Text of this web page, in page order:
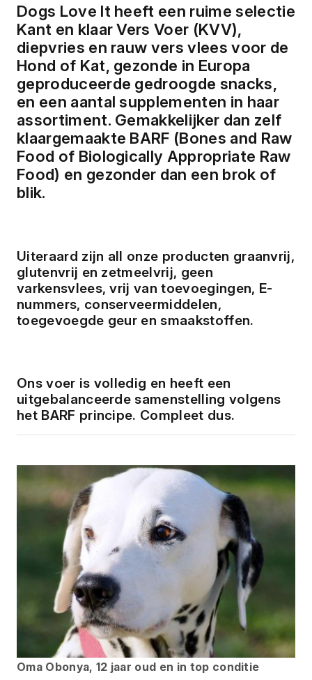
Dogs Love It heeft een ruime selectie
Kant en klaar Vers Voer (KVV),
diepvries en rauw vers vlees voor de
Hond of Kat, gezonde in Europa
geproduceerde gedroogde snacks,
en een aantal supplementen in haar
assortiment. Gemakkelijker dan zelf
klaargemaakte BARF (Bones and Raw
Food of Biologically Appropriate Raw
Food) en gezonder dan een brok of
blik.
Uiteraard zijn all onze producten graanvrij,
glutenvrij en zetmeelvrij, geen
varkensvlees, vrij van toevoegingen, E-
nummers, conserveermiddelen,
toegevoegde geur en smaakstoffen.
Ons voer is volledig en heeft een
uitgebalanceerde samenstelling volgens
het BARF principe. Compleet dus.
Oma Obonya, 12 jaar oud en in top conditie